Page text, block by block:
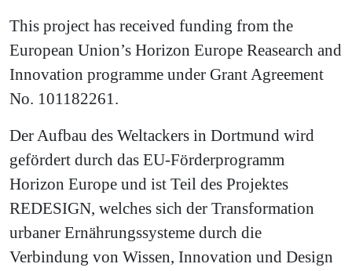
This project has received funding from the
European Union’s Horizon Europe Reasearch and
Innovation programme under Grant Agreement
No. 101182261.
Der Aufbau des Weltackers in Dortmund wird
gefördert durch das EU-Förderprogramm
Horizon Europe und ist Teil des Projektes
REDESIGN, welches sich der Transformation
urbaner Ernährungssysteme durch die
Verbindung von Wissen, Innovation und Design